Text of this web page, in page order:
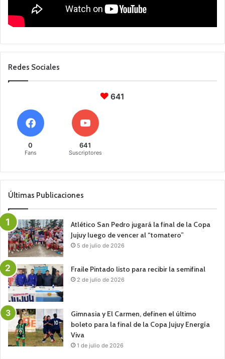
Redes Sociales
641
0
Fans
641
Suscriptores
Últimas Publicaciones
Atlético San Pedro jugará la final de la Copa
Jujuy luego de vencer al “tomatero”
5 de julio de 2026
Fraile Pintado listo para recibir la semifinal
2 de julio de 2026
Gimnasia y El Carmen, definen el último
boleto para la final de la Copa Jujuy Energía
Viva
1 de julio de 2026